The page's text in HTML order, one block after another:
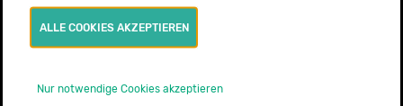
ALLE COOKIES AKZEPTIEREN
Nur notwendige Cookies akzeptieren